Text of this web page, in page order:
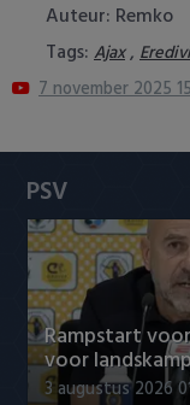
PEC Zwolle
PSV
Roda JC
SC Heerenveen
Sparta
Vitesse
VVV Venlo
Auteur: Remko
Tags: Ajax,
7 november 2025
PSV
Rampstart
voor
3 augustus 2026